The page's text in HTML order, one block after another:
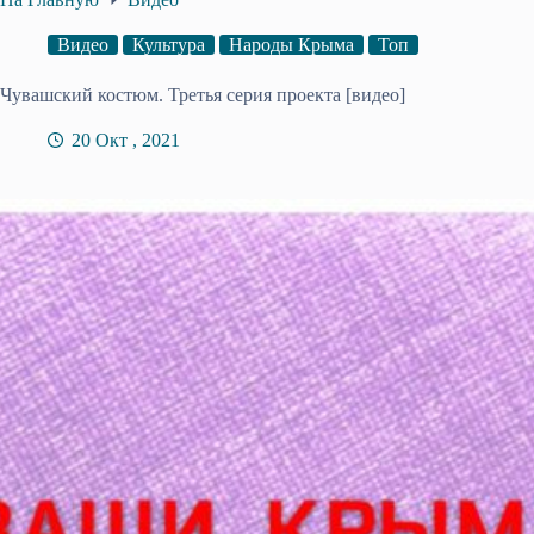
Видео Культура Народы Крыма Топ
Чувашский костюм. Третья серия проекта [видео]
20 Окт , 2021